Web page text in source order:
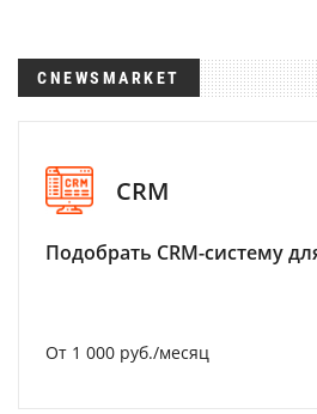
CNEWSMARKET
CRM
Подобрать CRM-систему
От 1 000 руб./месяц